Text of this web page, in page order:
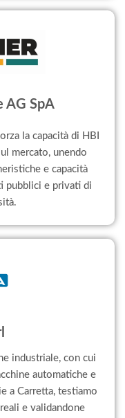
AG SpA
la capacità di HBI
mercato, unendo
e capacità
pubblici e privati di
industriale, con cui
automatiche e
a Carretta, testiamo
e validandone